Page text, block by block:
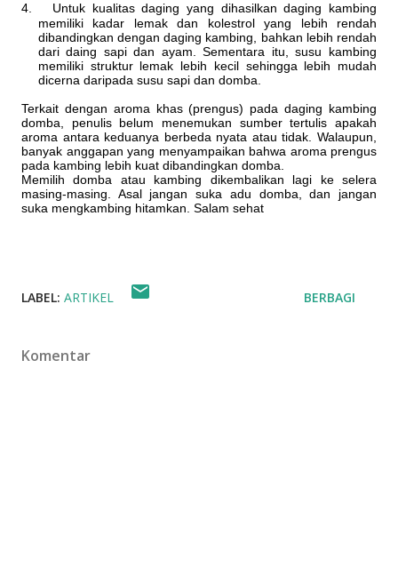
4.
Untuk kualitas daging yang dihasilkan daging kambing
memiliki kadar lemak dan kolestrol yang lebih rendah
dibandingkan dengan daging kambing, bahkan lebih rendah
dari daing sapi dan ayam. Sementara itu, susu kambing
memiliki struktur lemak lebih kecil sehingga lebih mudah
dicerna daripada susu sapi dan domba.
Terkait dengan aroma khas (prengus) pada daging kambing
domba, penulis belum menemukan sumber tertulis apakah
aroma antara keduanya berbeda nyata atau tidak. Walaupun,
banyak anggapan yang menyampaikan bahwa aroma prengus
pada kambing lebih kuat dibandingkan domba.
Memilih domba atau kambing dikembalikan lagi ke selera
masing-masing. Asal jangan suka adu domba, dan jangan
suka mengkambing hitamkan. Salam sehat
LABEL: ARTIKEL BERBAGI
Komentar